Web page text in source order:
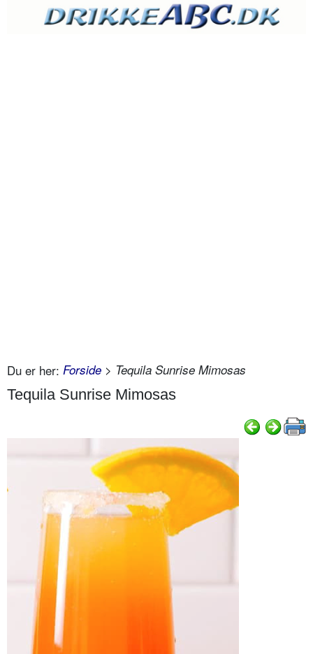
Du er her: Forside > Tequila Sunrise Mimosas
Tequila Sunrise Mimosas